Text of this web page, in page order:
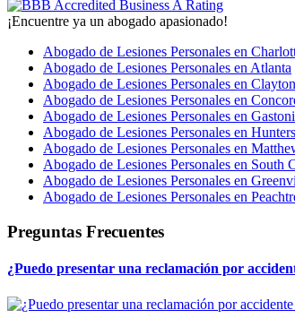
¡Encuentre ya un abogado apasionado!
Abogado de Lesiones Personales en
Abogado de Lesiones Personales en Atlanta
Abogado de Lesiones Personales en
Abogado de Lesiones Personales en
Abogado de Lesiones Personales en
Abogado de Lesiones Personales en
Abogado de Lesiones Personales en
Abogado de Lesiones Personales en South
Abogado de Lesiones Personales en
Abogado de Lesiones Personales en
Preguntas Frecuentes
¿Puedo presentar una reclamación por